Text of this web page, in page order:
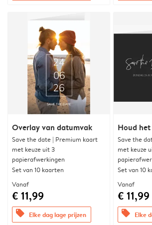
Overlay van datumvak
Save the date | Premium kaart
met keuze uit 3
papierafwerkingen
Set van 10 kaarten
Vanaf
€ 11,99
offers Elke dag lage prijzen
Houd
Save the
met keuze
Set van 10
Vanaf
€ 11,99
offers Elke